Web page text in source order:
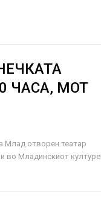
ЧАСА, МОТ
Млад отворен театар
во Младинскиот